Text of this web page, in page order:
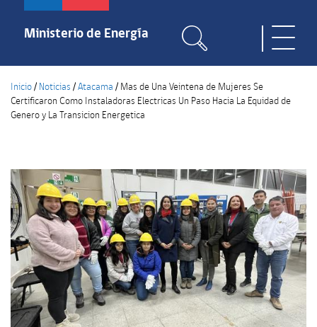
Pasar
contenido
Ministerio de Energía
Inicio/ Noticias /Atacama / Mas de Una Veintena de Mujeres Se
Certificaron Como Instaladoras Electricas Un Paso Hacia La Equidad de
Genero y La Transicion Energetica